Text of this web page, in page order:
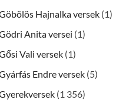
Hajnalka versek (1)
Anita versei (1)
Vali versek (1)
Endre versek (5)
(1 356)